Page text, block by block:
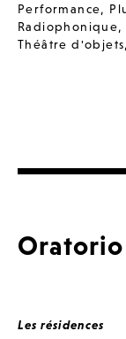
Performance,
Radiophonique
Théâtre d'objets
Oratorio
Les résidences